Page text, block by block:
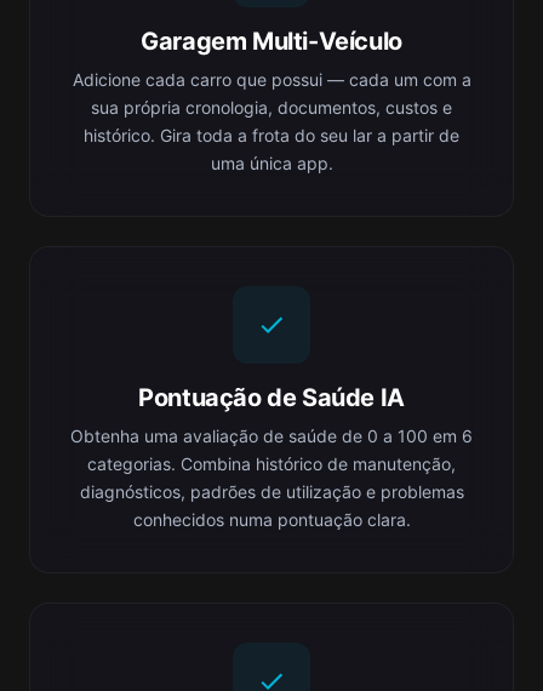
Garagem Multi-Veículo
Adicione cada carro que possui — cada um com a
sua própria cronologia, documentos, custos e
histórico. Gira toda a frota do seu lar a partir de
uma única app.
Pontuação de Saúde IA
Obtenha uma avaliação de saúde de 0 a 100 em 6
categorias. Combina histórico de manutenção,
diagnósticos, padrões de utilização e problemas
conhecidos numa pontuação clara.